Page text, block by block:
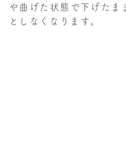
や曲げた状態で下げたま
としなくなります。